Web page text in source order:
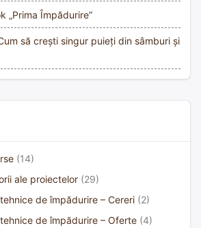
„Prima Împădurire”
să crești singur puieți din sâmburi și
(14)
ale proiectelor (29)
de împădurire – Cereri (2)
de împădurire – Oferte (4)